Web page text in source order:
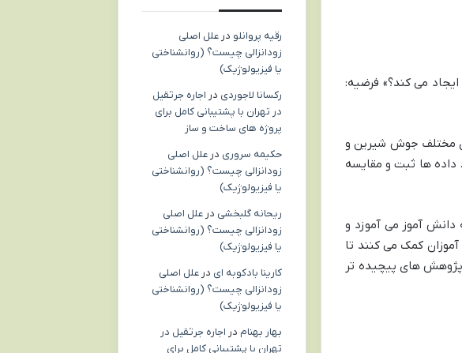
می کند؟» فرضیه:
مختلف جوش شیرین و
داده ها ثبت و مقایسه
آموز می آموزد و
کمک می کنند تا
پژوهش های پیچیده تر
رقیه پروانلو در علل اصلی
زودانزالی چیست؟ (روانشناختی
یا فیزیولوژیک)
رکسانا لاجوردی در اجاره جرثقیل
در تهران با پشتیبانی کامل برای
پروژه های ساخت و ساز
حکیمه سروری در علل اصلی
زودانزالی چیست؟ (روانشناختی
یا فیزیولوژیک)
ریحانه گلبخشی در علل اصلی
زودانزالی چیست؟ (روانشناختی
یا فیزیولوژیک)
کارینا بادکوبه ای در علل اصلی
زودانزالی چیست؟ (روانشناختی
یا فیزیولوژیک)
بهار بهنام در اجاره جرثقیل در
تهران با پشتیبانی کامل برای